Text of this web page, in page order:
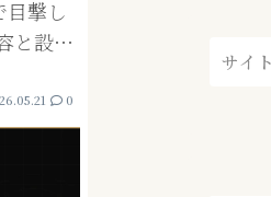
目撃し
と設計
0